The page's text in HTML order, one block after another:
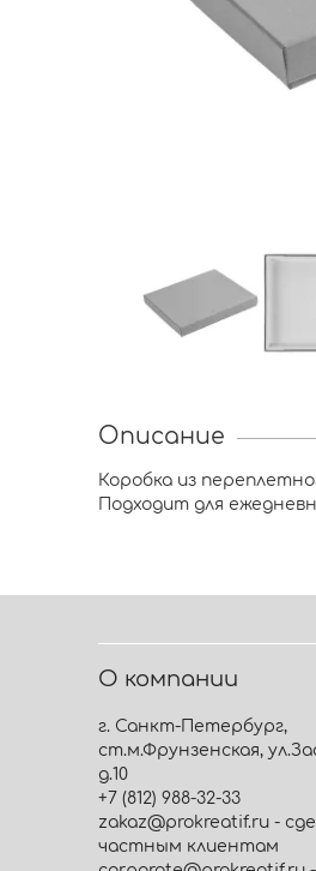
Описание
Коробка из
Подходит для
О компании
г. Санкт-Петербург,
ст.м.Фрунзенская,
д.10
+7 (812) 988-32-33
zakaz@prokreatif.ru -
частным клиентам